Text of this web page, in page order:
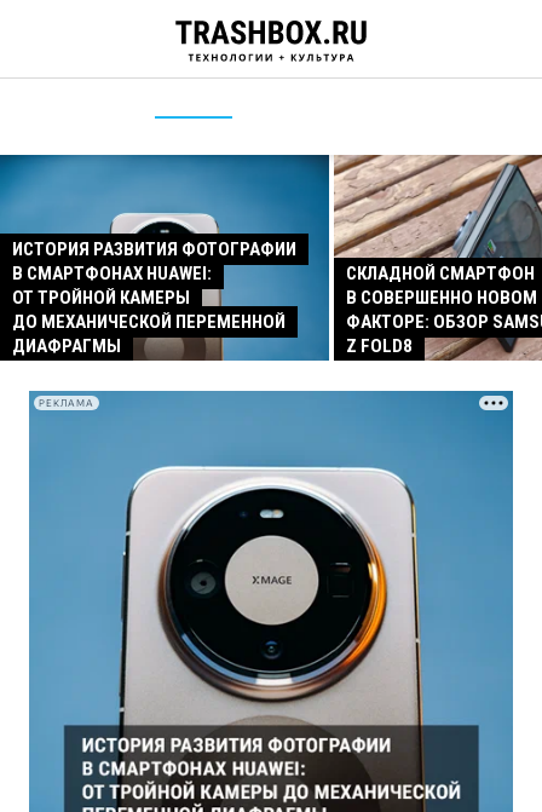
ИСТОРИЯ РАЗВИТИЯ ФОТОГРАФИИ
В СМАРТФОНАХ HUAWEI:
ОТ ТРОЙНОЙ КАМЕРЫ
ДО МЕХАНИЧЕСКОЙ ПЕРЕМЕННОЙ
ДИАФРАГМЫ
СКЛАДНОЙ СМАРТФОН
В СОВЕРШЕННО
ФАКТОРЕ: ОБЗОР
Z FOLD8
РЕКЛАМА